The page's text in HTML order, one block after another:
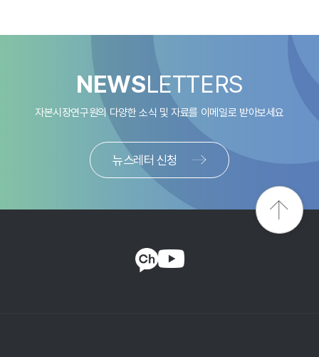
NEWSLETTERS
자본시장연구원의 다양한 소식 및 자료를 이메일로 받아보세요
뉴스레터 신청